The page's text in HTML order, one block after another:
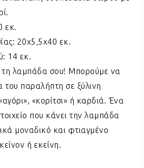
εκ.
20x5,5x40 εκ.
14 εκ.
λαμπάδα σου! Μπορούμε να
παραλήπτη σε ξύλινη
«κορίτσι» ή καρδιά. Ένα
που κάνει την λαμπάδα
μοναδικό και φτιαγμένο
ή εκείνη.